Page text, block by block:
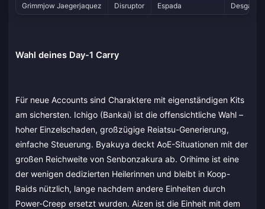
Grimmjow Jaegerjaquez
Disruptor Espada Desgarron
Wahl deines Day-1 Carry
Für neue Accounts sind Charaktere mit eigenständigen Kits
am sichersten. Ichigo (Bankai) ist die offensichtliche Wahl –
hoher Einzelschaden, großzügige Reiatsu-Generierung,
einfache Steuerung. Byakuya deckt AoE-Situationen mit der
großen Reichweite von Senbonzakura ab. Orihime ist eine
der wenigen dedizierten Heilerinnen und bleibt in Koop-
Raids nützlich, lange nachdem andere Einheiten durch
Power-Creep ersetzt wurden. Aizen ist die Einheit mit dem